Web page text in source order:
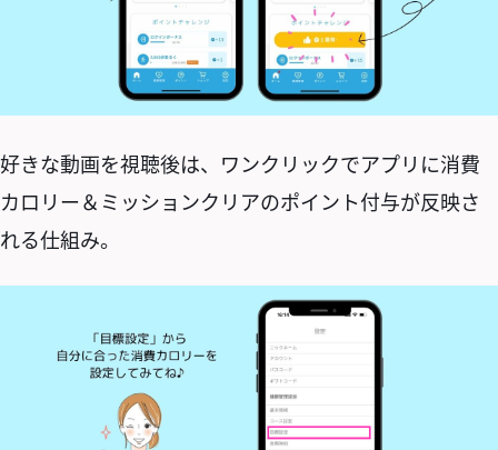
好きな動画を視聴後は、ワンクリックでアプリに消費
カロリー＆ミッションクリアのポイント付与が反映さ
れる仕組み。